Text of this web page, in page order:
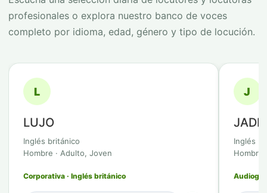
profesionales o explora nuestro banco de voces
completo por idioma, edad, género y tipo de locución.
L
LUJO
Inglés británico
Hombre · Adulto, Joven
Corporativa · Inglés británico
J
JADI
Inglés
Hombre